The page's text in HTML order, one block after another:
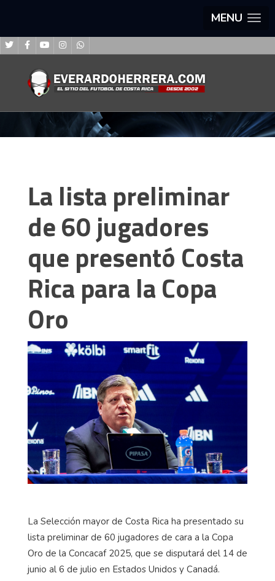
MENU
La lista preliminar
de 60 jugadores
que presentó Costa
Rica para la Copa
Oro
La Selección mayor de Costa Rica ha presentado su
lista preliminar de 60 jugadores de cara a la Copa
Oro de la Concacaf 2025, que se disputará del 14 de
junio al 6 de julio en Estados Unidos y Canadá.